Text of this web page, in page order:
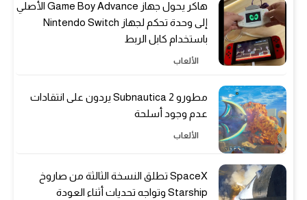
هاكر يحول جهاز Game Boy Advance الأصلي
إلى وحدة تحكم لجهاز Nintendo Switch
باستخدام كابل الربط
الألعاب
مطورو Subnautica 2 يردون على انتقادات
عدم وجود أسلحة
الألعاب
SpaceX تطلق النسخة الثالثة من صاروخ
Starship وتواجه تحديات أثناء العودة